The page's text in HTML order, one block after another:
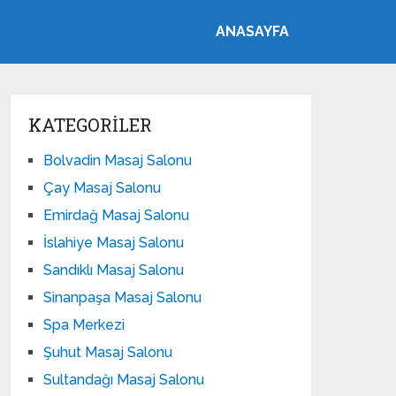
ANASAYFA
KATEGORILER
Bolvadin Masaj Salonu
Çay Masaj Salonu
Emirdağ Masaj Salonu
İslahiye Masaj Salonu
Sandıklı Masaj Salonu
Sinanpaşa Masaj Salonu
Spa Merkezi
Şuhut Masaj Salonu
Sultandağı Masaj Salonu